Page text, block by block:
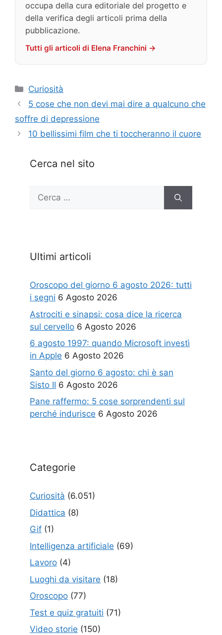
occupa della cura editoriale del progetto e
della verifica degli articoli prima della
pubblicazione.
Tutti gli articoli di Elena Franchini →
Categorie
Curiosità
5 cose che non devi mai dire a qualcuno che
soffre di depressione
10 bellissimi film che ti toccheranno il cuore
Cerca nel sito
Ricerca
Ultimi articoli
Oroscopo del giorno 6 agosto 2026: tutti
i segni 6 Agosto 2026
Astrociti e sinapsi: cosa dice la ricerca
sul cervello 6 Agosto 2026
6 agosto 1997: quando Microsoft investì
in Apple 6 Agosto 2026
Santo del giorno 6 agosto: chi è san
Sisto II 6 Agosto 2026
Pane raffermo: 5 cose sorprendenti sul
perché indurisce 6 Agosto 2026
Categorie
Curiosità (6.051)
Didattica (8)
Gif (1)
Intelligenza artificiale (69)
Lavoro (4)
Luoghi da visitare (18)
Oroscopo (77)
Test e quiz gratuiti (71)
Video storie (150)